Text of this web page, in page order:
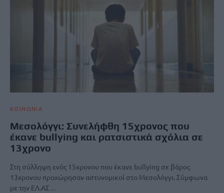
ΚΟΙΝΩΝΙΑ
Μεσολόγγι: Συνελήφθη 15χρονος που
έκανε bullying και ρατσιστικά σχόλια σε
13χρονο
Στη σύλληψη ενός 15χρονου που έκανε bullying σε βάρος
13χρονου προχώρησαν αστυνομικοί στο Μεσολόγγι. Σύμφωνα
με την ΕΛ.ΑΣ…